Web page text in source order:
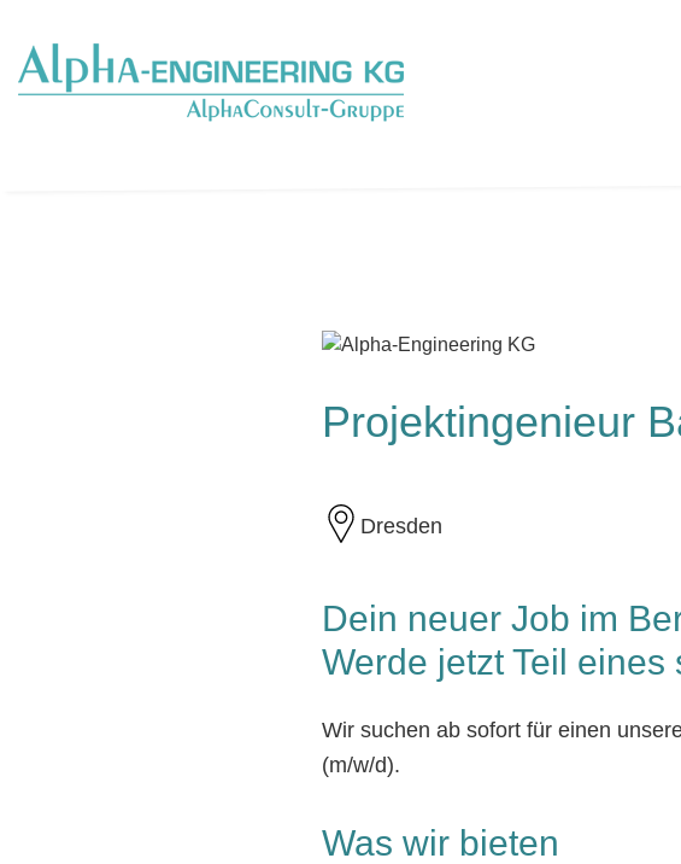
Projektingenieur
Dresden
Dein neuer Job im
Werde jetzt Teil eines
Wir suchen ab sofort für einen
(m/w/d).
Was wir bieten